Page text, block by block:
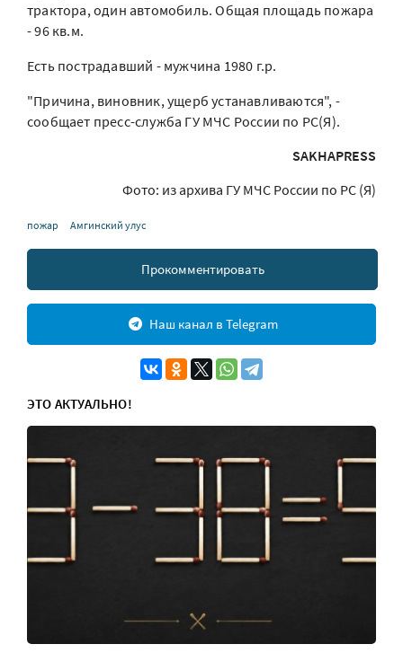
трактора, один автомобиль. Общая площадь пожара
- 96 кв.м.
Есть пострадавший - мужчина 1980 г.р.
"Причина, виновник, ущерб устанавливаются", -
сообщает пресс-служба ГУ МЧС России по РС(Я).
SAKHAPRESS
Фото: из архива ГУ МЧС России по РС (Я)
пожар Амгинский улус
Прокомментировать
Наш канал в Telegram
ЭТО АКТУАЛЬНО!